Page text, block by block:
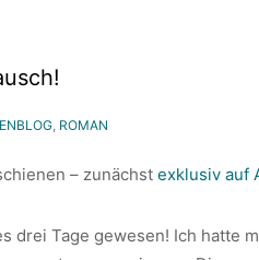
, ROMAN
– zunächst exklusiv auf
Tage gewesen! Ich hatte